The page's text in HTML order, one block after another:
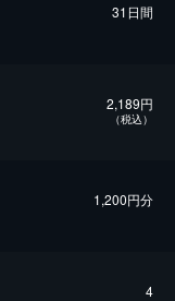
31日間
2,189円
（税込）
1,200円分
4